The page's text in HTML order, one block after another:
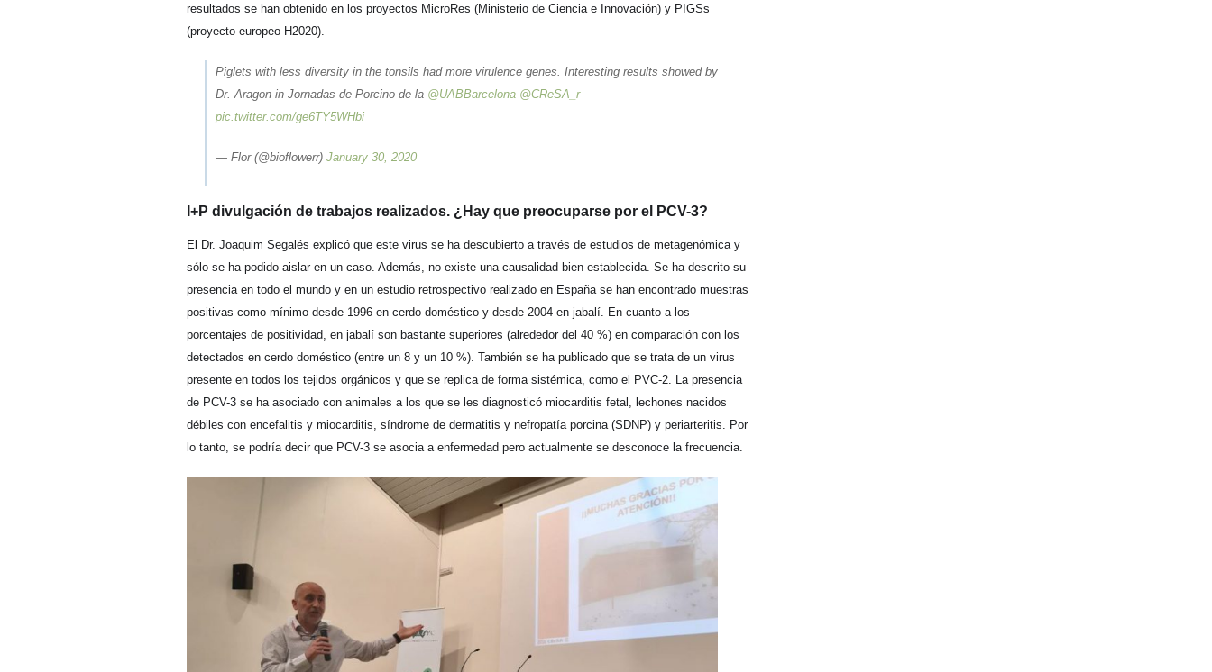
resultados se han obtenido en los proyectos MicroRes (Ministerio de Ciencia e Innovación) y PIGSs
(proyecto europeo H2020).
Piglets with less diversity in the tonsils had more virulence genes. Interesting results showed by
Dr. Aragon in Jornadas de Porcino de la @UABBarcelona @CReSA_r
pic.twitter.com/ge6TY5WHbi
— Flor (@bioflowerr) January 30, 2020
I+P divulgación de trabajos realizados. ¿Hay que preocuparse por el PCV-3?
El Dr. Joaquim Segalés explicó que este virus se ha descubierto a través de estudios de metagenómica y
sólo se ha podido aislar en un caso. Además, no existe una causalidad bien establecida. Se ha descrito su
presencia en todo el mundo y en un estudio retrospectivo realizado en España se han encontrado muestras
positivas como mínimo desde 1996 en cerdo doméstico y desde 2004 en jabalí. En cuanto a los
porcentajes de positividad, en jabalí son bastante superiores (alrededor del 40 %) en comparación con los
detectados en cerdo doméstico (entre un 8 y un 10 %). También se ha publicado que se trata de un virus
presente en todos los tejidos orgánicos y que se replica de forma sistémica, como el PVC-2. La presencia
de PCV-3 se ha asociado con animales a los que se les diagnosticó miocarditis fetal, lechones nacidos
débiles con encefalitis y miocarditis, síndrome de dermatitis y nefropatía porcina (SDNP) y periarteritis. Por
lo tanto, se podría decir que PCV-3 se asocia a enfermedad pero actualmente se desconoce la frecuencia.